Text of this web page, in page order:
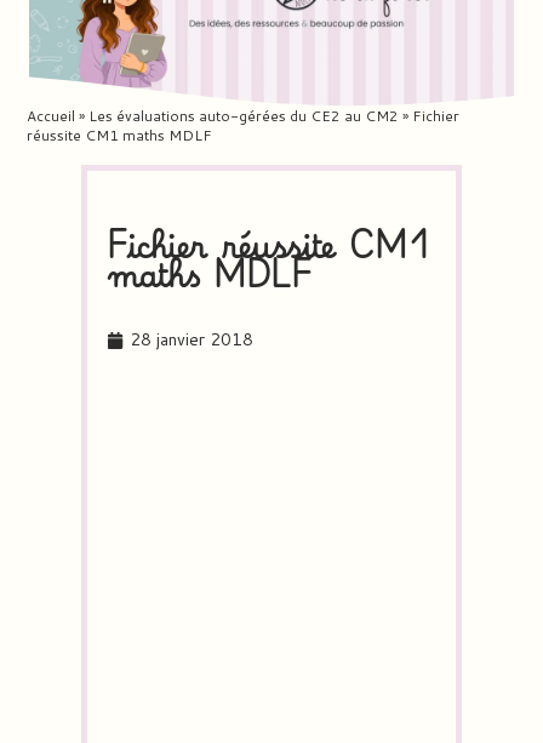
Accueil » Les évaluations auto-gérées du CE2 au CM2 » Fichier
réussite CM1 maths MDLF
Fichier réussite CM1
maths MDLF
28 janvier 2018